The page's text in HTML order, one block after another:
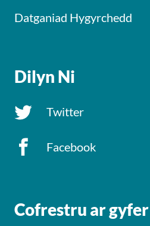
Datganiad Hygyrchedd
Dilyn Ni
Twitter
Facebook
Cofrestru ar